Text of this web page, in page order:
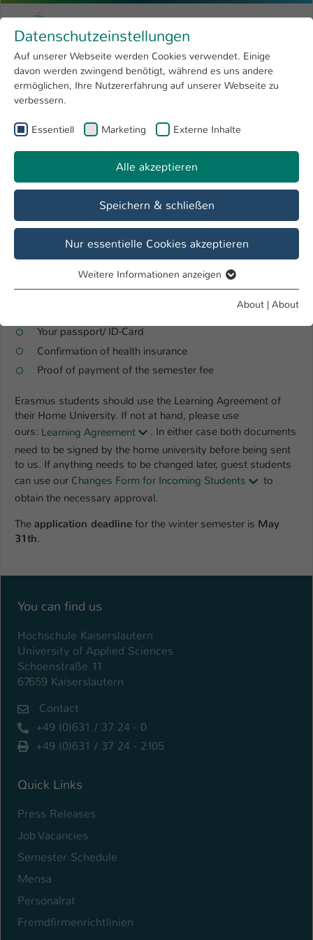
Menu
Research 4
Open submenu
University
International
Skip to main content
University of Applied Sciences
You are here: EIP (Erasmus Incoming Program)
Fachbereich
Overview Prospective Students
Application and Admission
How to Register
What you need for registration:
Your passport/ ID-Card
Confirmation of health insurance
Proof of payment of the semester fee
Erasmus students should use the Learning Agreement of
their Home University. If not at hand, please use
ours: Learning Agreement
. In either case both documents
need to be signed by the home university before being sent
to us. If anything needs to be changed later, guest students
can use our Changes Form for Incoming Students
to
obtain the necessary approval.
The application deadline for the winter semester is May
31th.
You can find us
Hochschule Kaiserslautern
University of Applied Sciences
Schoenstraße 11
67659 Kaiserslautern
Contact
+49 (0)631 / 37 24 - 0
+49 (0)631 / 37 24 - 2105
Quick Links
Press Releases
Job Vacancies
Semester Schedule
Mensa
Personalrat
Fremdfirmenrichtlinien
Datenschutzeinstellungen
Auf unserer Webseite werden Cookies verwendet. Einige
davon werden zwingend benötigt, während es uns andere
ermöglichen, Ihre Nutzererfahrung auf unserer Webseite zu
verbessern.
Essentiell Marketing Externe Inhalte
Alle akzeptieren
Speichern & schließen
Nur essentielle Cookies akzeptieren
Essentielle Cookies werden für grundlegende Funktionen
Webseite einwandfrei funktioniert.
Name
Laufzeit 1 Jahr
Zweck
Dieses Cookie wird verwendet, um Ihre
Cookie-Einstellungen für diese Website zu
speichern.
Name SgCookieOptin.lastPreferences
Zweck
Einstellungen. Unter anderem eine zufällig
generierte ID, für die historische
Speicherung Ihrer vorgenommen
Einstellungen, falls der Webseiten-
Name
eines Intranet-Logins die Session-ID. So
gewährt.
Marketing
Diese Cookies werden verwendet um das
Nutzungsverhalten der Besucher auf der Website
nachzuverfolgen. Die erhobenen Daten werden anonymisiert
und ausschließlich für interne Zwecke verwendet.
Name _pk_*.*
Anbieter Hochschule Kaiserslautern
Cookie von Matomo für Website-
darüber, wie der Besucher die Website
Cookie-Informationen anzeigen
Externe Inhalte
Wir verwenden auf unserer Website externe Inhalte
Weitere Informationen anzeigen
About | About